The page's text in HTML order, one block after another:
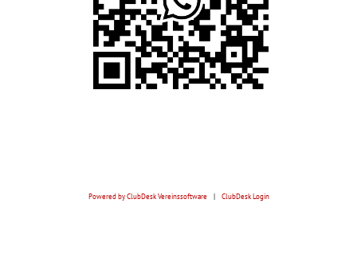
Powered by ClubDesk Vereinssoftware| ClubDesk Login